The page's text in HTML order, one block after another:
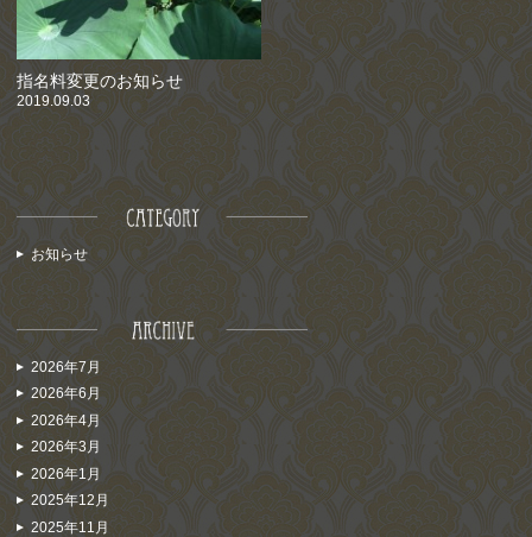
指名料変更のお知らせ
2019.09.03
お知らせ
2026年7月
2026年6月
2026年4月
2026年3月
2026年1月
2025年12月
2025年11月